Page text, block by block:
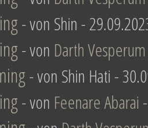
- von Shin -
- von Darth Vesperum
- von Shin Hati -
- von Feenare Abarai